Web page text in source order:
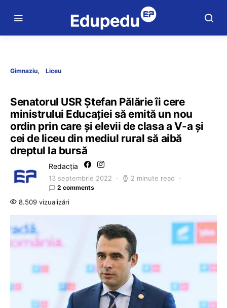
Gimnaziu Liceu
Senatorul USR Ștefan Pălărie îi cere
ministrului Educației să emită un nou
ordin prin care și elevii de clasa a V-a și
cei de liceu din mediul rural să aibă
dreptul la bursă
Redacția
13 septembrie 2022 2 minute read
2 comments
8.509 vizualizări